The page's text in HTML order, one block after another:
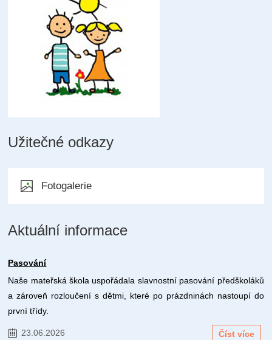
Užitečné odkazy
Fotogalerie
Aktuální informace
Pasování
Naše mateřská škola uspořádala slavnostní pasování předškoláků
a zároveň rozloučení s dětmi, které po prázdninách nastoupí do
první třídy.
23.06.2026 Číst více